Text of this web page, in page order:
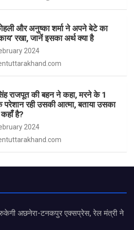
और अनुष्का शर्मा ने अपने बेटे का
रखा, जानें इसका अर्थ क्‍या है
2024
राजपूत की बहन ने कहा, मरने के 1
रही उसकी आत्मा, बताया उसका
है?
2024
अछनेरा-टनकपुर एक्सप्रेस, रेल मंत्री ने